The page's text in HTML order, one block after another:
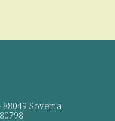
Soveria